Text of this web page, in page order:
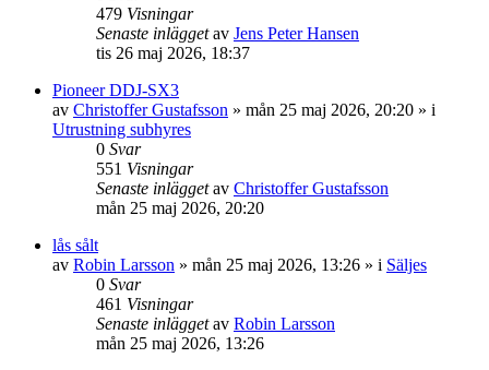
479 Visningar
Senaste inläggetav Jens Peter Hansen
tis 26 maj 2026, 18:37
Pioneer DDJ-SX3
av Christoffer Gustafsson » mån 25 maj 2026, 20:20 » i
Utrustning subhyres
0 Svar
551 Visningar
Senaste inläggetav Christoffer Gustafsson
mån 25 maj 2026, 20:20
lås sålt
av Robin Larsson » mån 25 maj 2026, 13:26 » i Säljes
0 Svar
461 Visningar
Senaste inläggetav Robin Larsson
mån 25 maj 2026, 13:26